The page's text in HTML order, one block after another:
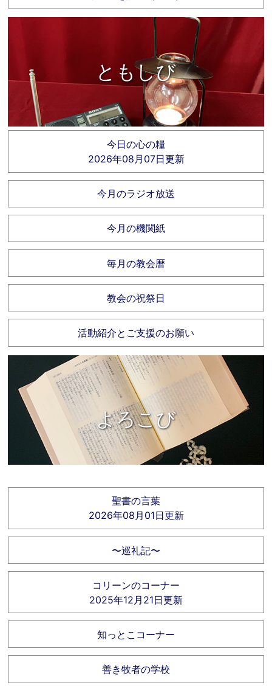
ともしび
今日の心の糧
2026年08月07日更新
今月のラジオ放送
今月の機関紙
毎月の教会暦
教会の祝祭日
活動紹介とご支援のお願い
よろこび
聖書の言葉
2026年08月01日更新
〜巡礼記〜
コリーンのコーナー
2025年12月21日更新
知っとこコーナー
善き牧者の学校